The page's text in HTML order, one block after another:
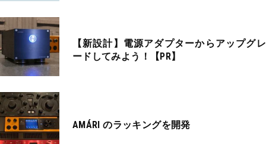
【新設計】電源アダプターからアップグレ
ードしてみよう！【PR】
AMÁRI のラッキングを開発